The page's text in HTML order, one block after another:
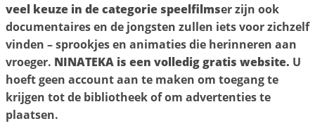
veel keuze in de categorie speelfilmser zijn ook
documentaires en de jongsten zullen iets voor zichzelf
vinden – sprookjes en animaties die herinneren aan
vroeger. NINATEKA is een volledig gratis website. U
hoeft geen account aan te maken om toegang te
krijgen tot de bibliotheek of om advertenties te
plaatsen.